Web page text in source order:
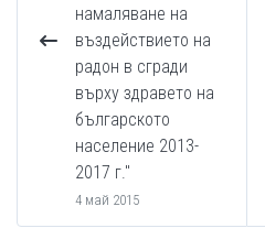
намаляване на
въздействието на
радон в сгради
върху здравето на
българското
население 2013-
2017 г."
4 май 2015